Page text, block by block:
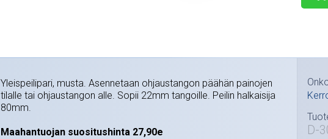
Yleispeilipari, musta. Asennetaan ohjaustangon päähän painojen
tilalle tai ohjaustangon alle. Sopii 22mm tangoille. Peilin halkaisija
80mm.
Maahantuojan suositushinta 27,90e D-